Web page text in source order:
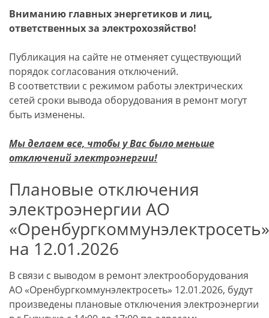
Вниманию главных энергетиков и лиц,
ответственных за электрохозяйство!
Публикация на сайте не отменяет существующий
порядок согласования отключений.
В соответствии с режимом работы электрических
сетей сроки вывода оборудования в ремонт могут
быть изменены.
Мы делаем все, чтобы у Вас было меньше
отключений электроэнергии!
Плановые отключения
электроэнергии АО
«Оренбургкоммунэлектросеть»
на 12.01.2026
В связи с выводом в ремонт электрооборудования
АО «Оренбургкоммунэлектросеть» 12.01.2026, будут
произведены плановые отключения электроэнергии